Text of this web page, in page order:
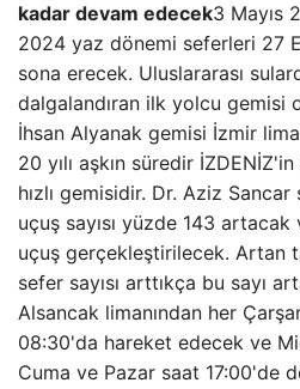
kadar devam edecek3 Mayıs
2024 yaz dönemi seferleri 27
sona erecek. Uluslararası
dalgalandıran ilk yolcu gemisi
İhsan Alyanak gemisi İzmir
20 yılı aşkın süredir
hızlı gemisidir. Dr. Aziz
uçuş sayısı yüzde 143
uçuş gerçekleştirilecek. Artan
sefer sayısı arttıkça bu sayı
Alsancak limanından her
08:30'da hareket edecek ve
Cuma ve Pazar saat 17:00'de